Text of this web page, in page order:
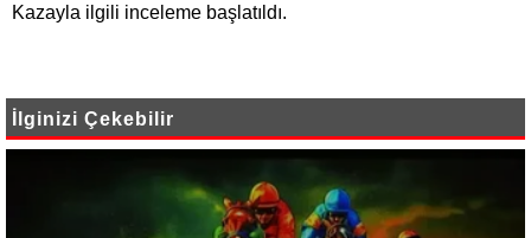
Kazayla ilgili inceleme başlatıldı.
İlginizi Çekebilir